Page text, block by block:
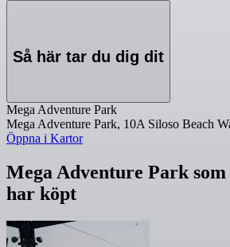
Så här tar du dig dit
Mega Adventure Park
Mega Adventure Park, 10A Siloso Beach
Öppna i Kartor
Mega Adventure Park
har köpt